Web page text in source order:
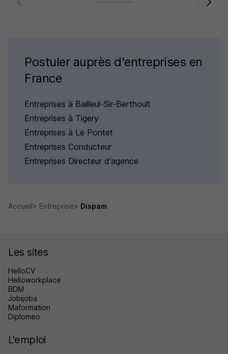
Postuler auprès d'entreprises en
France
Entreprises à Bailleul-Sir-Berthoult
Entreprises à Tigery
Entreprises à Le Pontet
Entreprises Conducteur
Entreprises Directeur d'agence
Accueil Entreprise Dispam
Les sites
HelloCV
Helloworkplace
BDM
Jobijoba
Maformation
Diplomeo
L'emploi